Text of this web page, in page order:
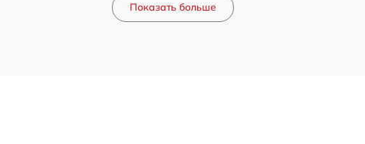
Показать больше